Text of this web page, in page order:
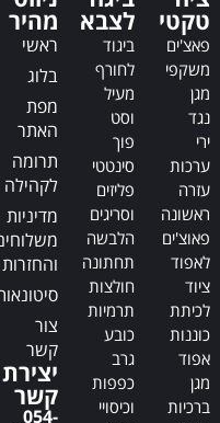
t
i
טקטי
פאצ'ים
משקפי
מגן
נגד
ירי
ערכות
עזרה
ראשונה
פאוצ'ים
לאפוד
ציוד
לכיתת
כוננות
אפוד
מגן
ברכיות
לצבא
ביגוד
לחורף
מעיל
וסט
פוך
סינטטי
פליזים
וסריגים
הלבשה
תחתונה
חולצות
תרמיות
כובע
גרב
כפפות
וכיסויי
מהיר
ראשי
בלוג
מפת
האתר
תרומה
לקהילה
מדיניות
והחזרות
צור
קשר
יצירת
קשר
054-